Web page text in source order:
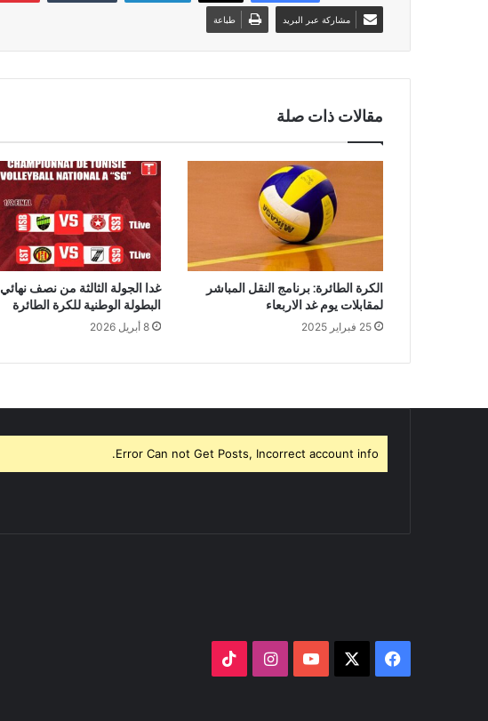
مشاركة عبر البريد طباعة
مقالات ذات صلة
الكرة الطائرة: برنامج النقل المباشر
لمقابلات يوم غد الاربعاء
25 فبراير 2025
غدا الجولة الثالثة من نصف نهائي
البطولة الوطنية للكرة الطائرة
8 أبريل 2026
Error Can not Get Posts, Incorrect account info.
فيسبوك ‫YouTubeانستقرام